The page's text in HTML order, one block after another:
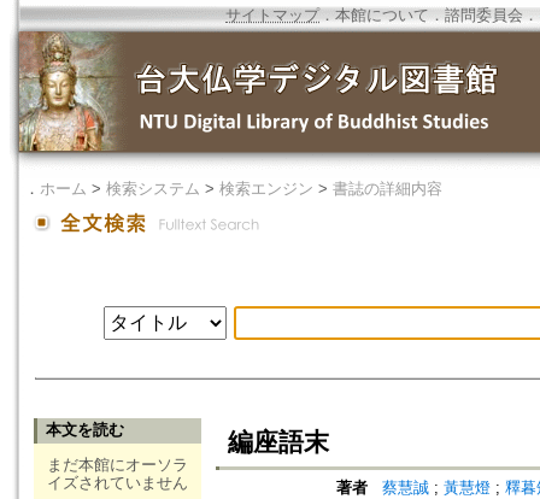
サイトマップ．本館について ． 諮問委員会 ．
． ホーム > 検索システム > 検索エンジン > 書誌の詳細内容
本文を読む
まだ本館にオーソラ
イズされていません
編座語末
著者 蔡慧誠 ; 黃慧燈 ; 釋暮